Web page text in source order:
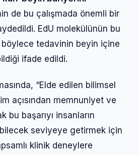
de bu çalışmada önemli bir
EdU molekülünün bu
tedavinin beyin içine
ifade edildi.
“Elde edilen bilimsel
açısından memnuniyet ve
bu başarıyı insanların
seviyeye getirmek için
klinik deneylere
Şifremi Unuttum